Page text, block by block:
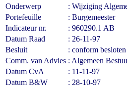
Onderwerp
: Wijziging
Portefeuille
: Burgemeester
Indicateur nr.
: 960290.1 AB
Datum Raad
: 26-11-97
Besluit
: conform besloten
Comm. van Advies : Algemeen
Datum CvA
: 11-11-97
Datum B&W
: 28-10-97